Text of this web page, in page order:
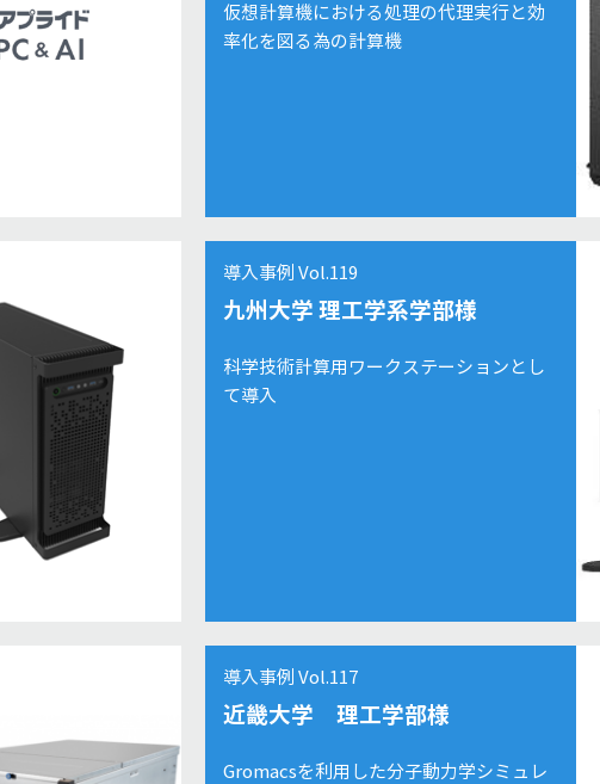
仮想計算機における処理の代理実行と効
率化を図る為の計算機
導入事例 Vol.119
九州大学 理工学系学部様
科学技術計算用ワークステーションとし
て導入
導入事例 Vol.117
近畿大学 理工学部様
Gromacsを利用した分子動力学シミュレ